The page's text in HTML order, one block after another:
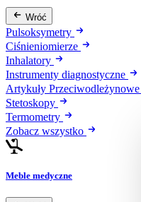
Wróć
Pulsoksymetry
Ciśnieniomierze
Inhalatory
Instrumenty diagnostyczne
Artykuły Przeciwodleżynowe
Stetoskopy
Termometry
Zobacz wszystko
Meble medyczne